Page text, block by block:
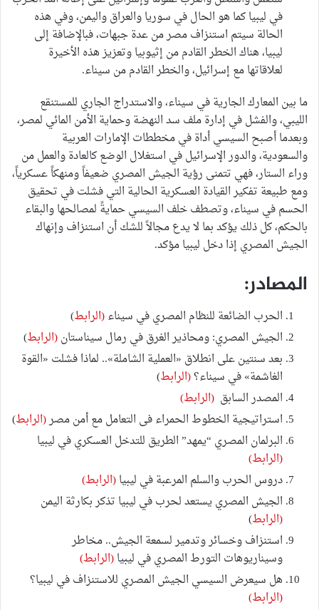
في ليبيا كما هو الحال في سوريا والعراق واليمن، وفي هذه
الحالة سيتم استنزاف مصر من عدة جبهات، فبالإضافة إلى
ليبيا، هناك الخطر القادم من إثيوبيا وتعزيز هذه الأخيرة
لعلاقاتها مع إسرائيل، والخطر القادم من سيناء.
ما بين المعارك الجارية في سيناء، والاستدراج الجاري للمستنقع
الليبي، والفشل في إدارة ملف سد النهضة وحماية الأمن المائي لمصر،
وبعدما أصبح السيسي أداة في مخططات الإمارات العربية
والسعودية، والدور الإسرائيل في استغلال الوضع كالعادة والعمل من
وراء الستار، فهي تتمنى رؤية الجيش المصري ضعيفاً ومنهكاً عسكرياً،
ومع طبيعة تفكير القيادة العسكرية الحالية التي فشلت في تحقيق
الحسم في سيناء، وتصطف خلف السيسي حمايةً لمصالحها والبقاء
بالحكم، كل ذلك يؤكد بما لا يدع مجالاً للشك أن استنزاف وإنهاك
الجيش المصري إذا دخل ليبيا مؤكد.
المصادر:
الحرب الضائعة للنظام المصري في سيناء(الرابط)
الجيش المصري: ومحاذير الغرق في رمال سيناستان(الرابط)
بعد سنتين على انطلاق «العملية الشاملة».. لماذا فشلت «القوة
الغاشمة» في سيناء؟(الرابط)
المصدر السابق (الرابط)
استراتيجية الخطوط الحمراء فى التعامل مع أمن مصر(الرابط)
البرلمان المصري “يمهد” الطريق للتدخل العسكري في ليبيا
(الرابط)
دروس الحرب والسلم المرعبة في ليبيا(الرابط)
الجيش المصري يستعد لحرب في ليبيا تذكر بكارثة اليمن‎
(الرابط)
استنزاف وخسائر وتدمير لسمعة الجيش.. مخاطر
وسيناريوهات التورط المصري في ليبيا(الرابط)
هل سيعرض السيسي الجيش المصري للاستنزاف في ليبيا؟
(الرابط)